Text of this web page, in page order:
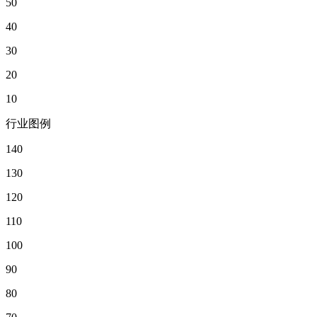
40
30
20
10
行业图例
140
130
120
110
100
90
80